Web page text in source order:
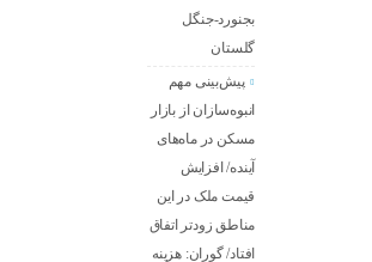
بجنورد-جنگل
گلستان
پیش‌بینی مهم
انبوه‌سازان از بازار
مسکن در ماه‌های
آینده/ افزایش
قیمت ملک در این
مناطق زودتر اتفاق
افتاد/ گوران: هزینه